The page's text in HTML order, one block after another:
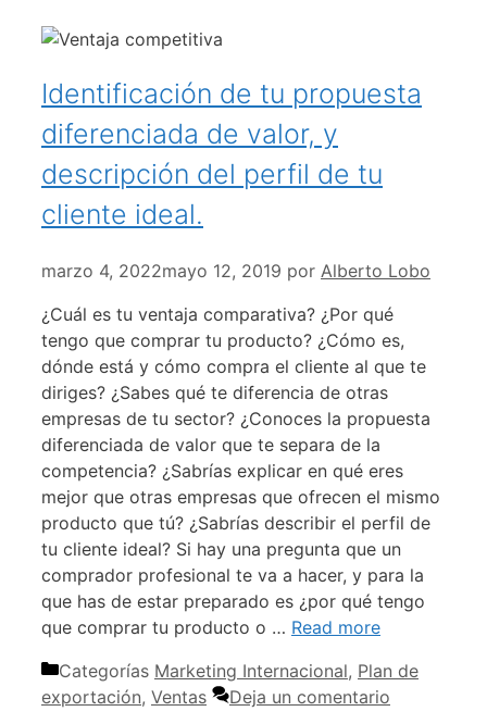
Identificación de tu propuesta
diferenciada de valor, y
descripción del perfil de tu
cliente ideal.
marzo 4, 2022mayo 12, 2019 por Alberto Lobo
¿Cuál es tu ventaja comparativa? ¿Por qué
tengo que comprar tu producto? ¿Cómo es,
dónde está y cómo compra el cliente al que te
diriges? ¿Sabes qué te diferencia de otras
empresas de tu sector? ¿Conoces la propuesta
diferenciada de valor que te separa de la
competencia? ¿Sabrías explicar en qué eres
mejor que otras empresas que ofrecen el mismo
producto que tú? ¿Sabrías describir el perfil de
tu cliente ideal? Si hay una pregunta que un
comprador profesional te va a hacer, y para la
que has de estar preparado es ¿por qué tengo
que comprar tu producto o … Read more
Categorías Marketing Internacional, Plan de
exportación, Ventas Deja un comentario